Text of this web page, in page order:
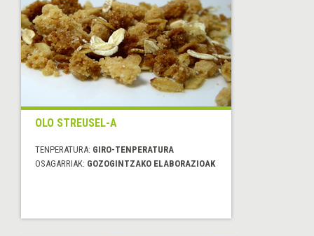
OLO STREUSEL-A
TENPERATURA: GIRO-TENPERATURA
OSAGARRIAK: GOZOGINTZAKO ELABORAZIOAK